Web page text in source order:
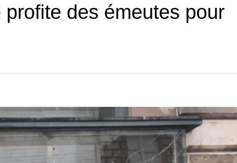
profite des émeutes pour